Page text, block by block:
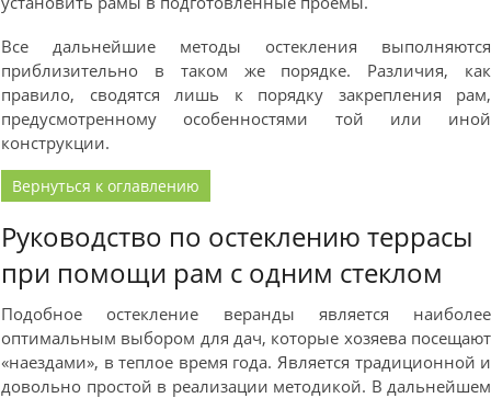
Все дальнейшие методы остекления выполняются
приблизительно в таком же порядке. Различия, как
правило, сводятся лишь к порядку закрепления рам,
предусмотренному особенностями той или иной
конструкции.
Вернуться к оглавлению
Руководство по остеклению террасы
при помощи рам с одним стеклом
Подобное остекление веранды является наиболее
оптимальным выбором для дач, которые хозяева посещают
«наездами», в теплое время года. Является традиционной и
довольно простой в реализации методикой. В дальнейшем